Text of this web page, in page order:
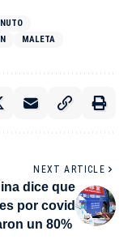
MALETA
NEXT ARTICLE
dice que
por covid
un 80%